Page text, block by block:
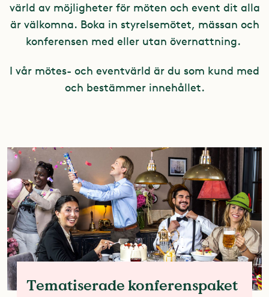
värld av möjligheter för möten och event dit alla
är välkomna. Boka in styrelsemötet, mässan och
konferensen med eller utan övernattning.
I vår mötes- och eventvärld är du som kund med
och bestämmer innehållet.
Tematiserade konferenspaket